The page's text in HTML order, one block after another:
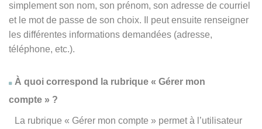
simplement son nom, son prénom, son adresse de courriel
et le mot de passe de son choix. Il peut ensuite renseigner
les différentes informations demandées (adresse,
téléphone, etc.).
À quoi correspond la rubrique « Gérer mon
compte » ?
La rubrique « Gérer mon compte » permet à l’utilisateur